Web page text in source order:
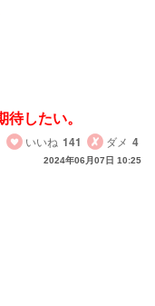
したい。
いいね 141 ダメ 4
2024年06月07日 10:25